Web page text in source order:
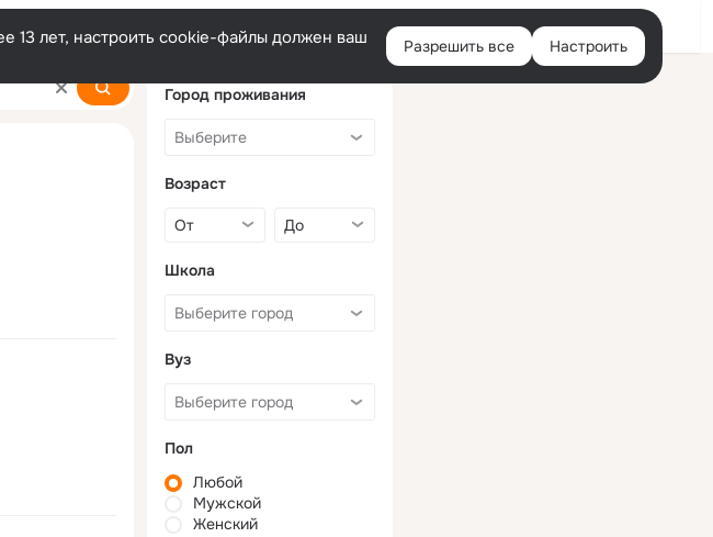
Войти
13 лет, настроить cookie-файлы должен ваш
Разрешить все Настроить
Город проживания
Возраст
Школа
Вуз
Пол
Любой
Мужской
Женский